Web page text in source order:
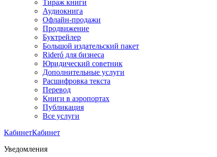
Тираж книги
Аудиокнига
Офлайн-продажи
Продвижение
Буктрейлер
Большой издательский пакет
Rideró для бизнеса
Юридический советник
Дополнительные услуги
Расшифровка текста
Перевод
Книги в аэропортах
Публикация
Все услуги
КабинетКабинет
Уведомления